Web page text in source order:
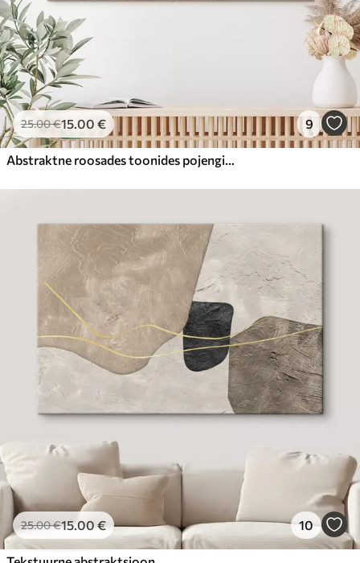
25.00€15.00 € 9
Abstraktne roosades toonides pojengide kimp
25.00€15.00€ 10